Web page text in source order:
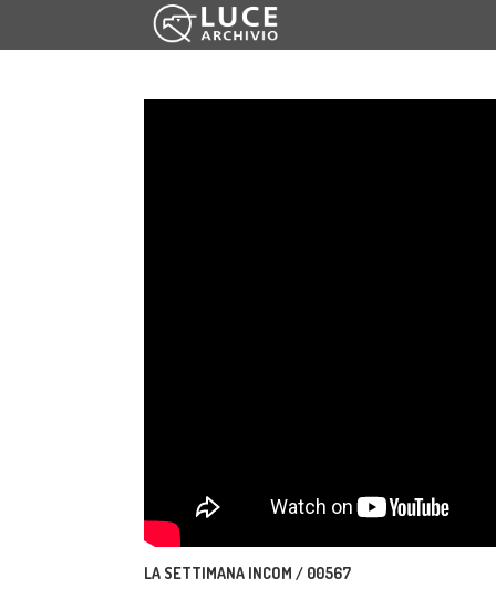
LA SETTIMANA INCOM / 00567